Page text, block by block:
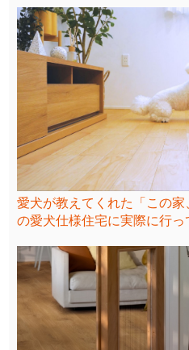
愛犬が教えてくれた「この
の愛犬仕様住宅に実際に行っ